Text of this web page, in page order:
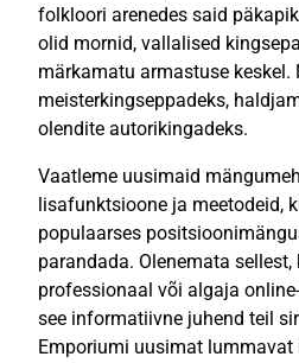
folkloori arenedes said
olid mornid, vallalised
märkamatu armastuse keskel.
meisterkingseppadeks,
olendite autorikingadeks.
Vaatleme uusimaid
lisafunktsioone ja meetodeid,
populaarses
parandada. Olenemata sellest,
professionaal või algaja
see informatiivne juhend teil
Emporiumi uusimat